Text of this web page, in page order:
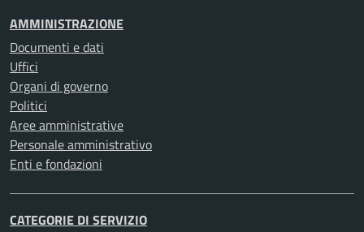
AMMINISTRAZIONE
Documenti e dati
Uffici
Organi di governo
Politici
Aree amministrative
Personale amministrativo
Enti e fondazioni
CATEGORIE DI SERVIZIO